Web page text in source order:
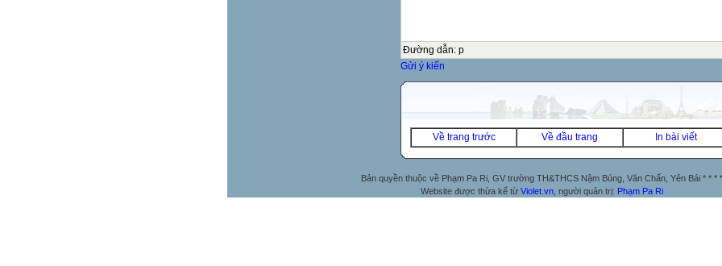
Đường dẫn: p
Gửi ý kiến
Về trang trước Về đầu trang In bài viết
Bản quyền thuộc về Phạm Pa Ri, GV trường TH&THCS Nậm Búng, Văn Chấn, Yên Bái * * * *
Website được thừa kế từ Violet.vn, người quản trị: Phạm Pa Ri